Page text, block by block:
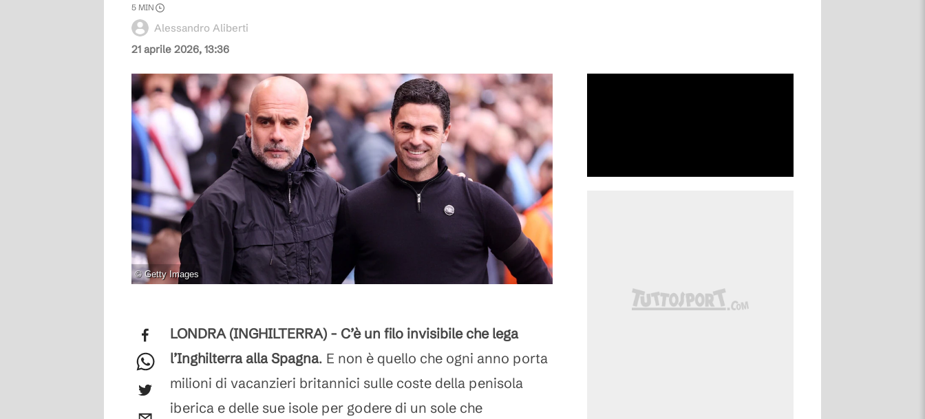
21 aprile 2026, 13:36
Alessandro Aliberti
5 MIN
©Getty Images
LONDRA (INGHILTERRA) - C’è un filo invisibile che lega
l’Inghilterra alla Spagna. E non è quello che ogni anno porta
milioni di vacanzieri britannici sulle coste della penisola
iberica e delle sue isole per godere di un sole che